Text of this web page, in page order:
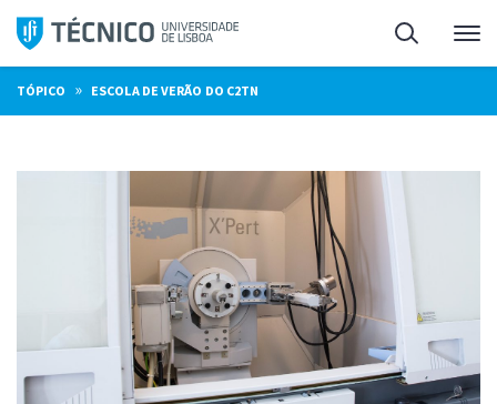
Saltar
para
o
conteúdo
Pesquisa
TÓPICO » ESCOLA DE VERÃO DO C2TN